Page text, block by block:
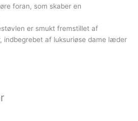
foran, som skaber en
er smukt fremstillet af
indbegrebet af luksuriøse dame læder